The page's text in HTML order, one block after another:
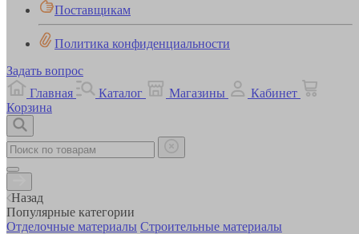
Поставщикам
Политика конфиденциальности
Задать вопрос
Главная
Каталог Магазины
Кабинет
Корзина
Назад
Популярные категории
Отделочные материалы Строительные материалы